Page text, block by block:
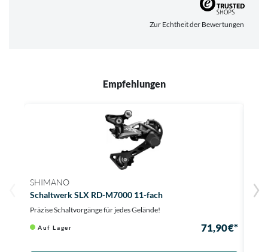
Zur Echtheit der Bewertungen
Empfehlungen
SHIMANO
Schaltwerk SLX RD-M7000 11-fach
Präzise Schaltvorgänge für jedes Gelände!
Auf Lager 71,90 €*